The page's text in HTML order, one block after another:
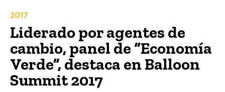
2017
Liderado por agentes de
cambio, panel de “Economía
Verde”, destaca en Balloon
Summit 2017